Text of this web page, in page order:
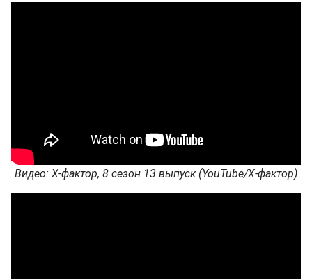
Видео: Х-фактор, 8 сезон 13 выпуск (YouTube/Х-фактор)